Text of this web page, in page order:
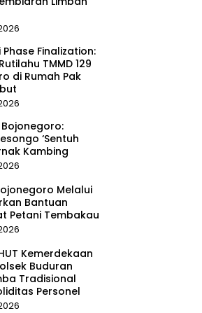
Finalization:
TMMD 129
di Rumah Pak
Bojonegoro:
‘Sentuh
Kambing
Melalui
Bantuan
Petani Tembakau
Kemerdekaan
Buduran
Tradisional
Personel